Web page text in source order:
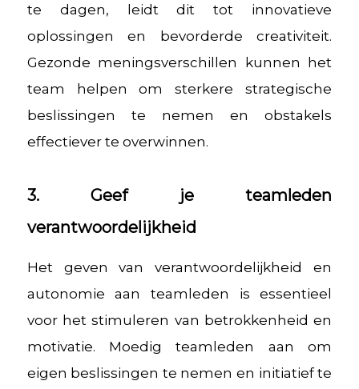
te dagen, leidt dit tot innovatieve
oplossingen en bevorderde creativiteit.
Gezonde meningsverschillen kunnen het
team helpen om sterkere strategische
beslissingen te nemen en obstakels
effectiever te overwinnen.
3. Geef je teamleden
verantwoordelijkheid
Het geven van verantwoordelijkheid en
autonomie aan teamleden is essentieel
voor het stimuleren van betrokkenheid en
motivatie. Moedig teamleden aan om
eigen beslissingen te nemen en initiatief te